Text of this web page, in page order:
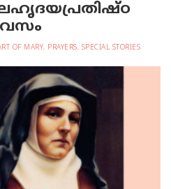
OF MARY, PRAYERS, SPECIAL STORIES